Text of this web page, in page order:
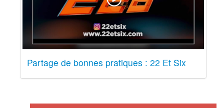
Partage de bonnes pratiques : 22 Et Six